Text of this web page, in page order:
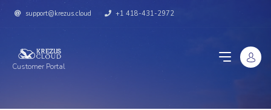
support@krezus.cloud +1 418-431-2972
Customer Portal